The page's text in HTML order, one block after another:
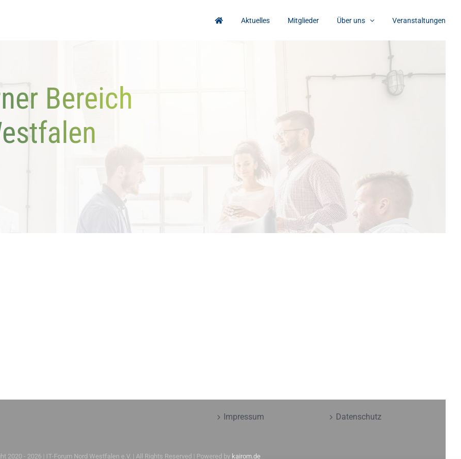
Aktuelles Mitglieder Über uns Veranstaltungen
Bereich
Impressum Datenschutz
2020 - 2026 | IT-Forum Nord Westfalen e.V. | All Rights Reserved | Powered by kairom.de